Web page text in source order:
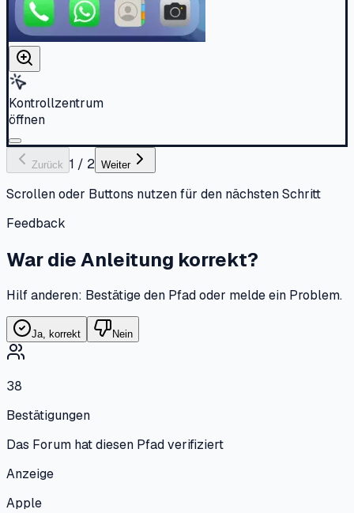
Kontrollzentrum
öffnen
Zurück 1 / 2 Weiter
Scrollen oder Buttons nutzen für den nächsten Schritt
Feedback
War die Anleitung korrekt?
Hilf anderen: Bestätige den Pfad oder melde ein Problem.
Ja, korrekt Nein
38
Bestätigungen
Das Forum hat diesen Pfad verifiziert
Anzeige
Apple